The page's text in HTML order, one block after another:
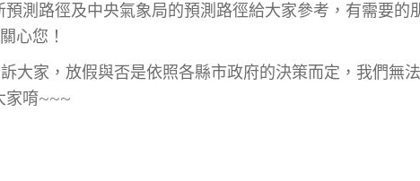
測路徑及中央氣象局的預測路徑給大家參考，有需要的
心您！
大家，放假與否是依照各縣市政府的決策而定，我們無法
家唷~~~